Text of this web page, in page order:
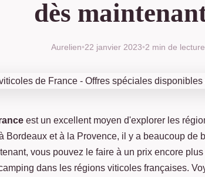
dès
Aurelien•22 janvier 2023•2 min de lecture
est un excellent moyen d'explorer les
Bordeaux et à la Provence, il y a beaucoup de
vous pouvez le faire à un prix encore
dans les régions viticoles françaises.